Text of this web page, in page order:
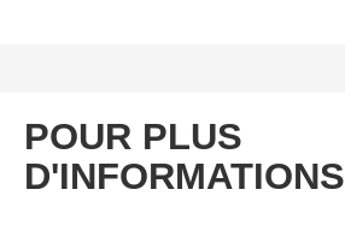
POUR PLUS
D'INFORMATIONS